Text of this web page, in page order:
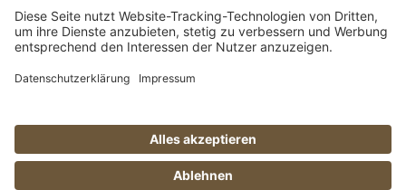
Unser Engagement